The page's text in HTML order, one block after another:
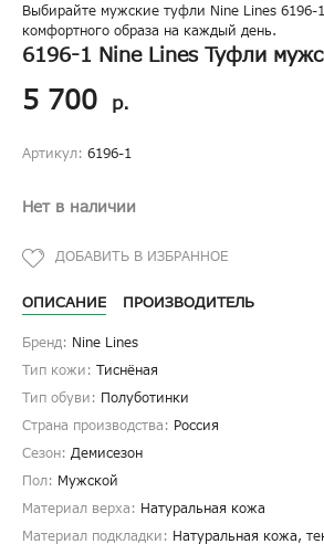
Выбирайте мужские туфли Nine Lines 6196-
комфортного образа на каждый день.
6196-1 Nine Lines Туфли
5 700 р.
Артикул: 6196-1
Нет в наличии
ОПИСАНИЕ ПРОИЗВОДИТЕЛЬ
Бренд: Nine Lines
Тип кожи: Тиснёная
Тип обуви: Полуботинки
Страна производства: Россия
Сезон: Демисезон
Пол: Мужской
Материал верха: Натуральная кожа
Материал подкладки: Натуральная кожа,